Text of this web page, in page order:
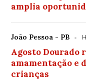
amplia
João Pessoa - PB
Agosto Dourado
amamentação e
crianças